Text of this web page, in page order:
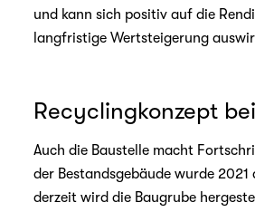
und kann sich positiv auf die
langfristige Wertsteigerung
Recyclingkonzept
Auch die Baustelle macht
der Bestandsgebäude wurde 2021
derzeit wird die Baugrube